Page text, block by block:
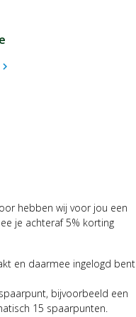
hebben wij voor jou een
je achteraf 5% korting
en daarmee ingelogd bent
bijvoorbeeld een
15 spaarpunten.